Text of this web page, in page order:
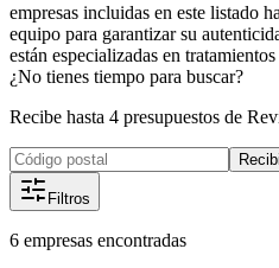
empresas incluidas en este listado
equipo para garantizar su
están especializadas en
¿No tienes tiempo para buscar?
Recibe hasta 4 presupuestos de
Filtros
6 empresas encontradas